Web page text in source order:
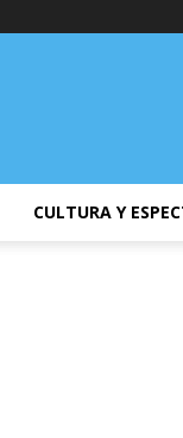
CULTURA Y